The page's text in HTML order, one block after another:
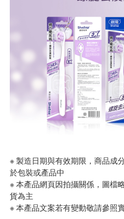
※ 製造日期與有效期限，商品成
於包裝或產品中
※ 本產品網頁因拍攝關係，圖檔
貨為主
※ 本產品文案若有變動敬請參照